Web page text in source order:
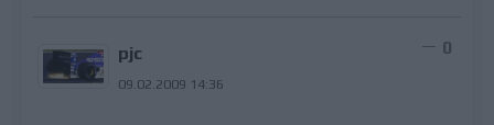
pjc
09.02.2009 14:36
0